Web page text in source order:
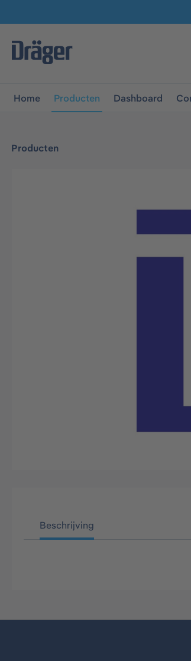
Ga naar
Home Producten Dashboard
Producten
Beschrijving